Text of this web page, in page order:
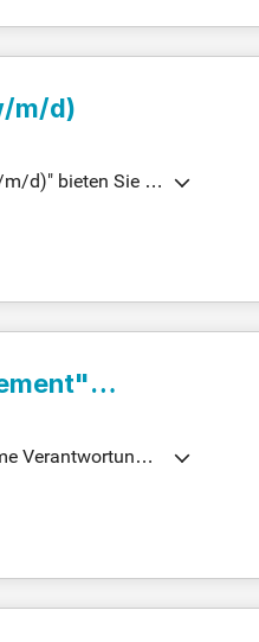
m/d)
m/d)" bieten Sie m
Verantwortung b